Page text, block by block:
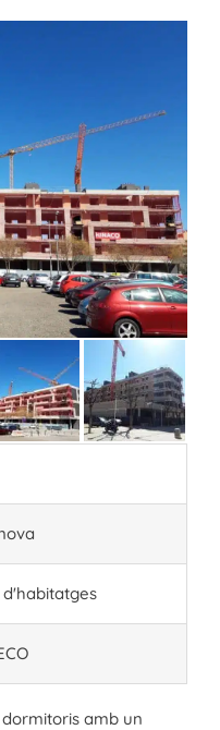
d'habitatges
amb un